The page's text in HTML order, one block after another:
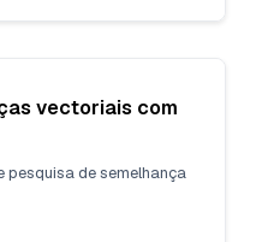
vectoriais com
de semelhança